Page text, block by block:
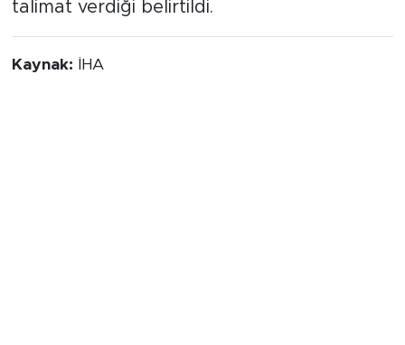
talimat verdiği belirtildi.
Kaynak: İHA